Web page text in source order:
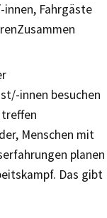
Fahrgäste
innen besuchen
Menschen mit
planen
Das gibt